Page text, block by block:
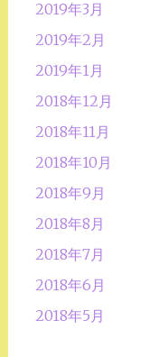
2019年3月
2019年2月
2019年1月
2018年12月
2018年11月
2018年10月
2018年9月
2018年8月
2018年7月
2018年6月
2018年5月